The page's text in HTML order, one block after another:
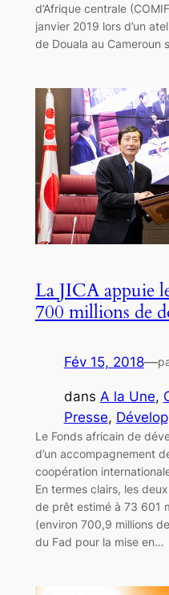
d’Afrique centrale
janvier 2019 lors d’un
de Douala au Cameroun
La JICA appuie
700 millions de
Fév 15, 2018—
dans A la Une,
Presse,
Le Fonds africain de
d’un accompagnement
coopération
En termes clairs, les
de prêt estimé à 73 601
(environ 700,9 millions
du Fad pour la mise en…